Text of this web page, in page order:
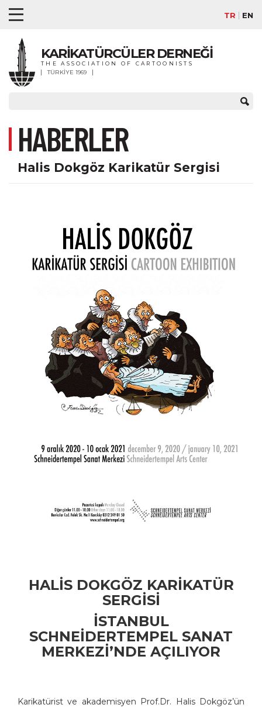
TR EN
KARİKATÜRCÜLER DERNEĞİ
THE ASSOCIATION OF CARTOONISTS
TÜRKİYE 1969
HABERLER
Halis Dokgöz Karikatür Sergisi
HALİS DOKGÖZ KARİKATÜR
SERGİSİ
İSTANBUL
SCHNEİDERTEMPEL SANAT
MERKEZİ’NDE AÇILIYOR
Karikatürist ve akademisyen Prof.Dr. Halis Dokgöz’ün